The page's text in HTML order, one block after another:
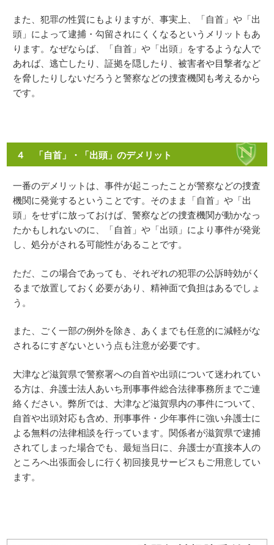
また、犯罪の性質にもよりますが、事実上、「自首」や「出
頭」によって逮捕・勾留されにくくなるというメリットもあ
ります。なぜならば、「自首」や「出頭」をするような人で
あれば、逃亡したり、証拠を隠したり、被害者や目撃者など
を脅したりしないだろうと警察などの捜査機関も考えるから
です。
４ 「自首」・「出頭」のデメリット
一番のデメリットは、事件が起こったことが警察などの捜査
機関に発覚するということです。そのまま「自首」や「出
頭」をせずに放っておけば、警察などの捜査機関が動かなっ
たかもしれないのに、「自首」や「出頭」により事件が発覚
し、処分がされる可能性があることです。
ただ、この場合であっても、それぞれの犯罪の公訴時効がく
るまで放置しておく必要があり、精神面で負担はあるでしょ
う。
また、ごく一部の例外を除き、あくまでも任意的に減軽がな
されるにすぎないという点も注意が必要です。
大津など滋賀県で警察署への自首や出頭について迷われてい
る方は、弁護士法人あいち刑事事件総合法律事務所までご連
絡ください。弊所では、大津など滋賀県内の事件について、
自首や出頭対応も含め、刑事事件・少年事件に強い弁護士に
よる無料の法律相談を行っています。関係者が滋賀県で逮捕
されてしまった場合でも、最短当日に、弁護士が直接本人の
ところへ出張面会しに行く初回接見サービスもご用意してい
ます。